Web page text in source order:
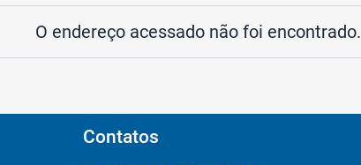
O endereço acessado não foi encontrado.
Contatos